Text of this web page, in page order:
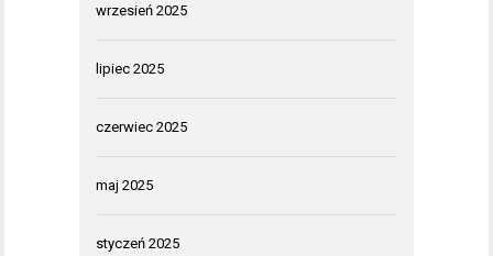
wrzesień 2025
lipiec 2025
czerwiec 2025
maj 2025
styczeń 2025